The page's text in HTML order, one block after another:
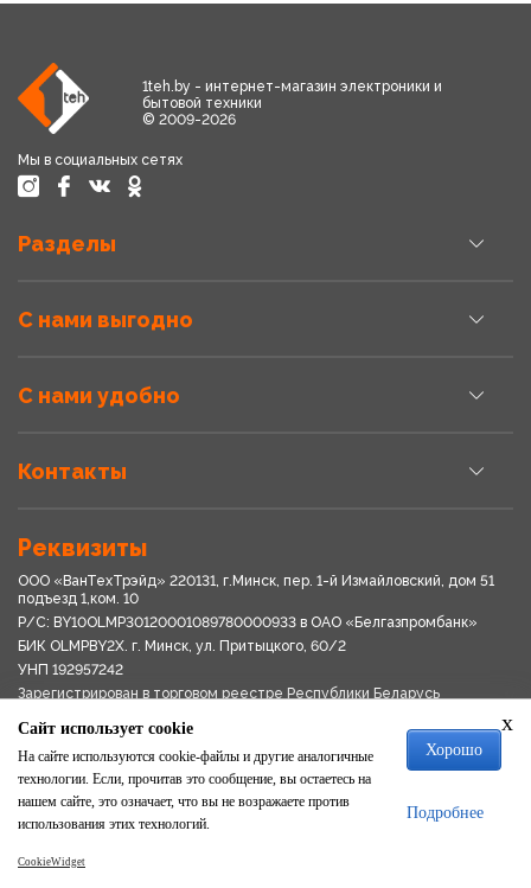
1teh.by - интернет-магазин электроники и
бытовой техники
© 2009-2026
Мы в социальных сетях
Разделы
С нами выгодно
С нами удобно
Контакты
Реквизиты
ООО «ВанТехТрэйд» 220131, г.Минск, пер. 1-й Измайловский, дом 51
подъезд 1,ком. 10
Р/С: BY10OLMP30120001089780000933 в OАО «Белгазпромбанк»
БИК OLMPBY2X. г. Минск, ул. Притыцкого, 60/2
УНП 192957242
Зарегистрирован в торговом реестре Республики Беларусь
Свидетельство о регистрации № 192957242выдано 18.08.2017
Мингориспоплком
Политика обработки персональных данных
Положение о системе видеонаблюдения
Политика в отношении обработки файлов cookie
x
Сайт использует cookie
На сайте используются cookie-файлы и другие аналогичные
технологии. Если, прочитав это сообщение, вы остаетесь на
нашем сайте, это означает, что вы не возражаете против
использования этих технологий.
Хорошо
Подробнее
CookieWidget